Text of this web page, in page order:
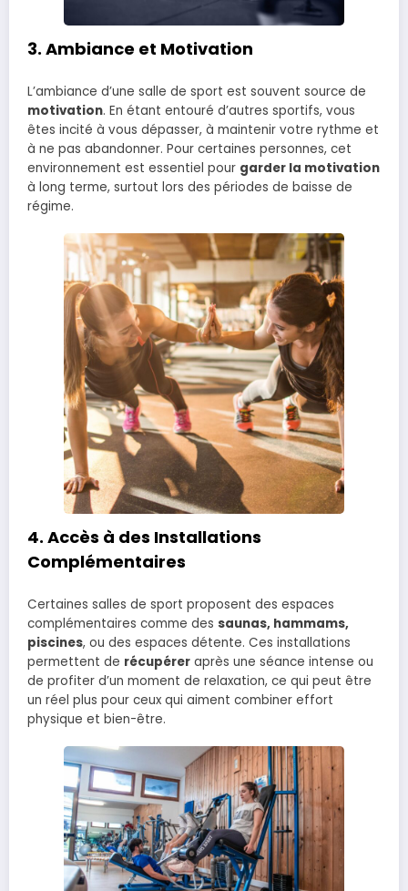
3. Ambiance et Motivation
L’ambiance d’une salle de sport est souvent source de
motivation. En étant entouré d’autres sportifs, vous
êtes incité à vous dépasser, à maintenir votre rythme et
à ne pas abandonner. Pour certaines personnes, cet
environnement est essentiel pour garder la motivation
à long terme, surtout lors des périodes de baisse de
régime.
4. Accès à des Installations
Complémentaires
Certaines salles de sport proposent des espaces
complémentaires comme des saunas, hammams,
piscines, ou des espaces détente. Ces installations
permettent de récupérer après une séance intense ou
de profiter d’un moment de relaxation, ce qui peut être
un réel plus pour ceux qui aiment combiner effort
physique et bien-être.